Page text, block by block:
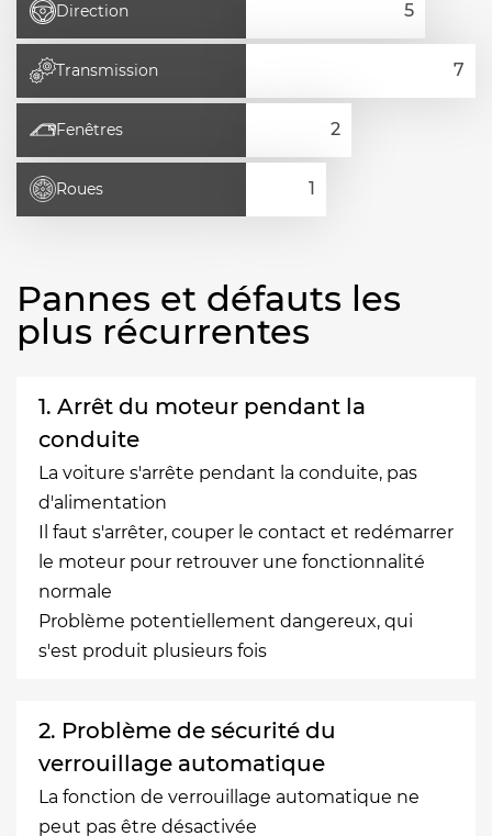
Direction
Transmission
Fenêtres
Roues
Pannes et défauts les
plus récurrentes
1. Arrêt du moteur pendant la
conduite
La voiture s'arrête pendant la conduite, pas
d'alimentation
Il faut s'arrêter, couper le contact et redémarrer
le moteur pour retrouver une fonctionnalité
normale
Problème potentiellement dangereux, qui
s'est produit plusieurs fois
2. Problème de sécurité du
verrouillage automatique
La fonction de verrouillage automatique ne
peut pas être désactivée